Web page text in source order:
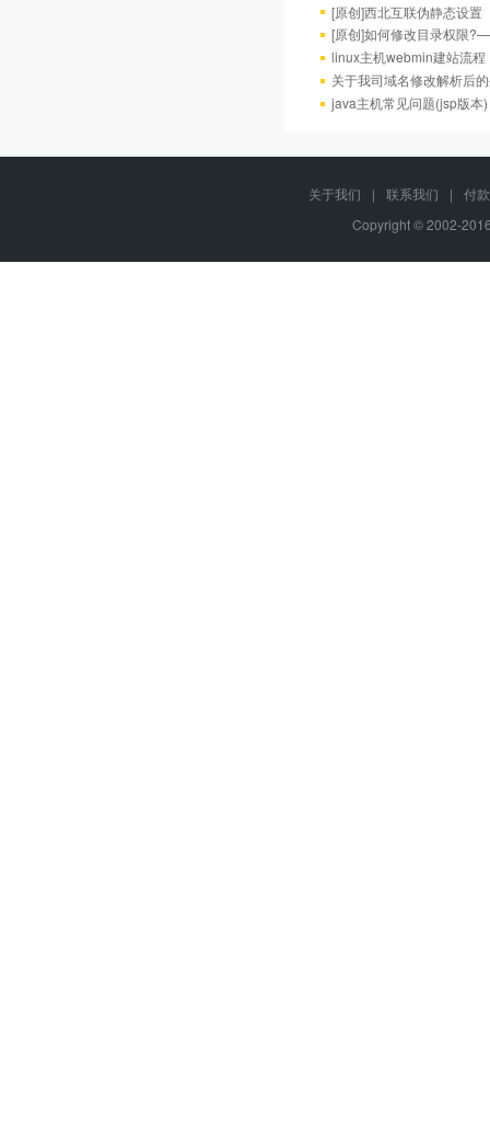
[原创]西北互联伪静态设置
[原创]如何修改目录权限
linux主机webmin建站流程
关于我司域名修改解析后
java主机常见问题(jsp版本)
关于我们 | 联系我们 |
付
Copyright © 2002-